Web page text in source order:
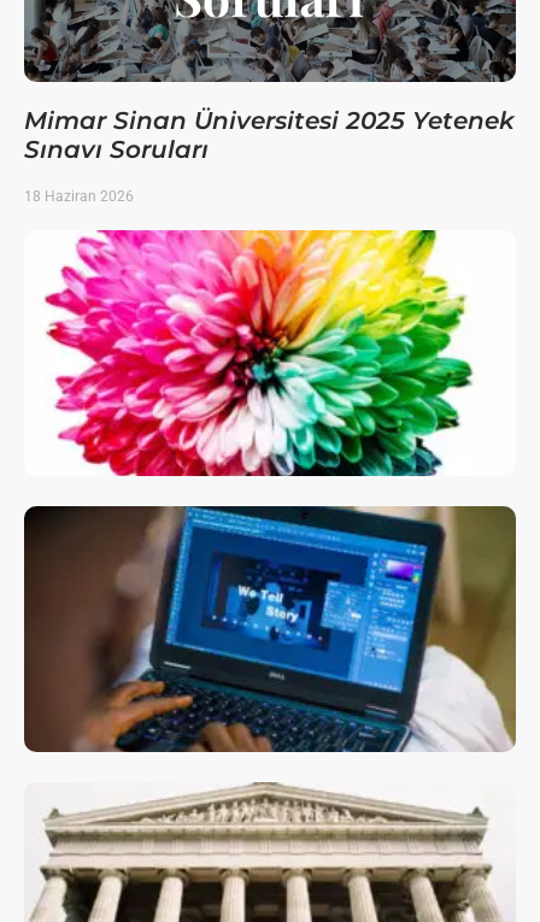
Mimar Sinan Üniversitesi 2025 Yetenek
Sınavı Soruları
18 Haziran 2026